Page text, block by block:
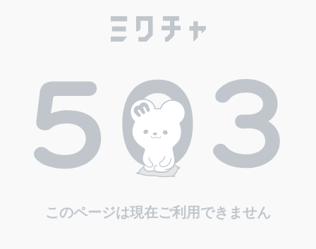
このページは現在ご利用できません